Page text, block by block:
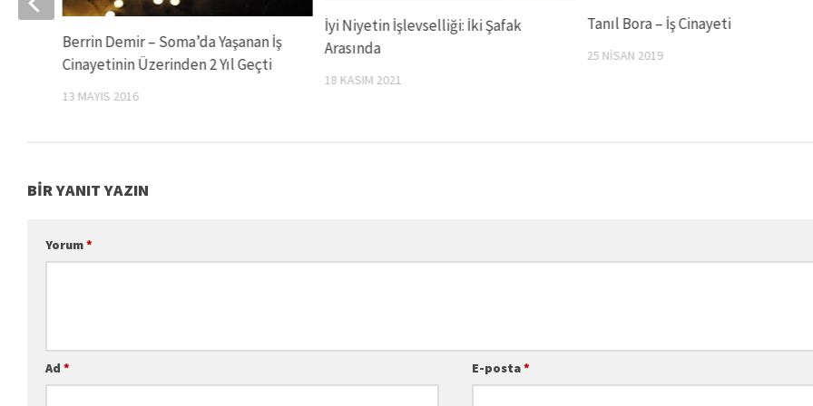
İyi Niyetin İşlevselliği: İki Şafak
Arasında
18 KASIM 2021
Tanıl Bora – İş Cinayeti
25 NISAN 2019
Berrin Demir – Soma’da Yaşanan İş
Cinayetinin Üzerinden 2 Yıl Geçti
13 MAYIS 2016
BIR YANIT YAZIN
Yorum*
Ad * E-posta*